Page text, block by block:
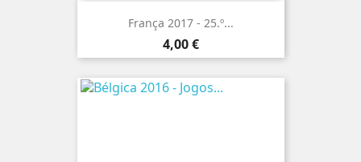
França 2017 - 25.º...
Preço
4,00 €